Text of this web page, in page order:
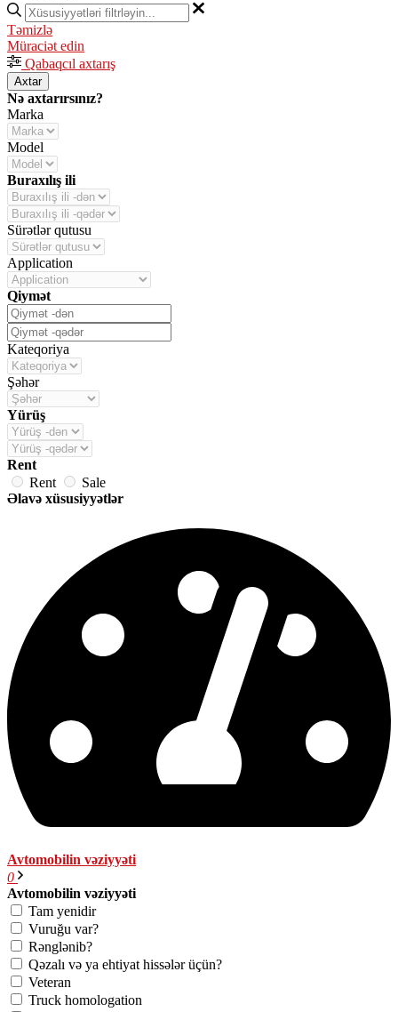
Təmizlə
Müraciət edin
Qabaqcıl axtarış
Axtar
Nə axtarırsınız?
Marka
Model
Buraxılış ili
Sürətlər qutusu
Application
Qiymət
Kateqoriya
Şəhər
Yürüş
Rent
Rent
Sale
Əlavə xüsusiyyətlər
Avtomobilin vəziyyəti
0
Avtomobilin vəziyyəti
Tam yenidir
Vuruğu var?
Rənglənib?
Qəzalı və ya ehtiyat hissələr üçün?
Veteran
Truck homologation